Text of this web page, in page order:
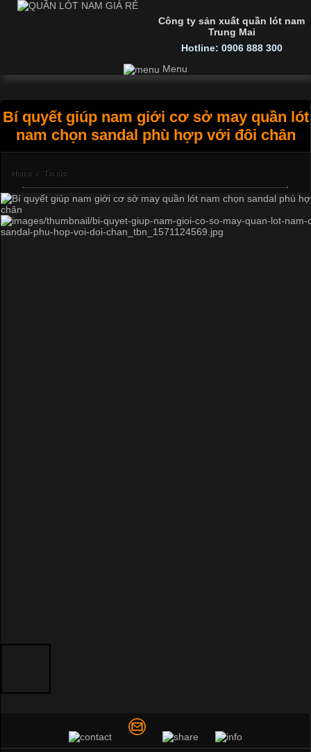
Công ty sản xuất quần lót nam
Trung Mai
Hotline: 0906 888 300
Menu
Bí quyết giúp nam giới cơ sở may quần lót
nam chọn sandal phù hợp với đôi chân
Home › Tin tức